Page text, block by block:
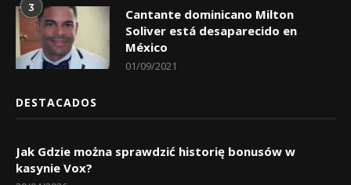
3
Cantante dominicano Milton
Soliver está desaparecido en
México
01/09/2021
DESTACADOS
Jak Gdzie można sprawdzić historię bonusów w
kasynie Vox?